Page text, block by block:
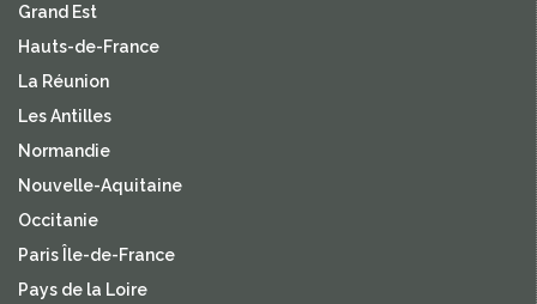
Grand Est
Hauts-de-France
La Réunion
Les Antilles
Normandie
Nouvelle-Aquitaine
Occitanie
Paris Île-de-France
Pays de la Loire